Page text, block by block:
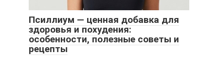
Псиллиум — ценная добавка для
здоровья и похудения:
особенности, полезные советы и
рецепты